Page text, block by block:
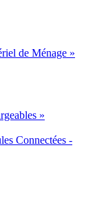
de Ménage »
»
Connectées -